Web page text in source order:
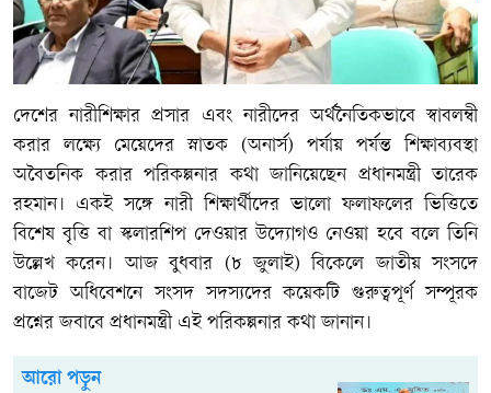
দেশের নারীশিক্ষার প্রসার এবং নারীদের অর্থনৈতিকভাবে স্বাবলম্বী
করার লক্ষ্যে মেয়েদের স্নাতক (অনার্স) পর্যায় পর্যন্ত শিক্ষাব্যবস্থা
অবৈতনিক করার পরিকল্পনার কথা জানিয়েছেন প্রধানমন্ত্রী তারেক
রহমান। একই সঙ্গে নারী শিক্ষার্থীদের ভালো ফলাফলের ভিত্তিতে
বিশেষ বৃত্তি বা স্কলারশিপ দেওয়ার উদ্যোগও নেওয়া হবে বলে তিনি
উল্লেখ করেন। আজ বুধবার (৮ জুলাই) বিকেলে জাতীয় সংসদে
বাজেট অধিবেশনে সংসদ সদস্যদের কয়েকটি গুরুত্বপূর্ণ সম্পূরক
প্রশ্নের জবাবে প্রধানমন্ত্রী এই পরিকল্পনার কথা জানান।
আরো পড়ুন